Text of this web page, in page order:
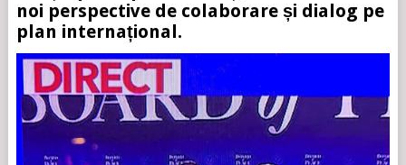
noi perspective de colaborare și dialog pe
plan internațional.